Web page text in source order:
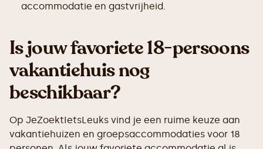
accommodatie en gastvrijheid.
Is jouw favoriete 18-persoons
vakantiehuis nog
beschikbaar?
Op JeZoektIetsLeuks vind je een ruime keuze aan
vakantiehuizen en groepsaccommodaties voor 18